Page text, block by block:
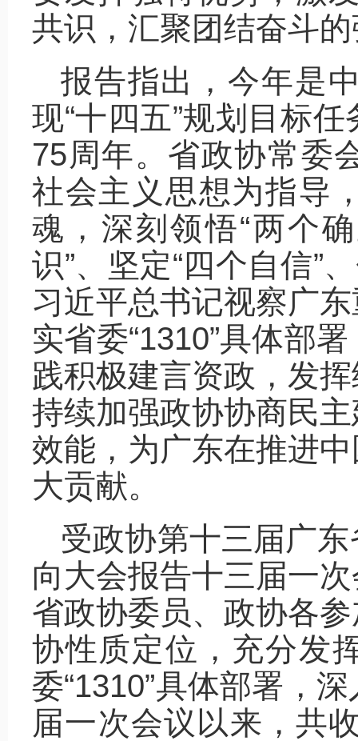
共识，汇聚团结奋斗
报告指出，今年是
现“十四五”规划目标
75周年。省政协常委
社会主义思想为指导
魂，深刻领悟“两个
识”、坚定“四个自信”
习近平总书记视察广
实省委“1310”具体部
践积极建言资政，发
持续加强政协协商民
效能，为广东在推进
大贡献。
受政协第十三届广
向大会报告十三届一
省政协委员、政协各
协性质定位，充分发
委“1310”具体部署，
届一次会议以来，共